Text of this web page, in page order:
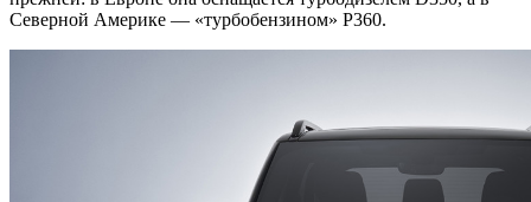
Северной Америке — «турбобензином» P360.